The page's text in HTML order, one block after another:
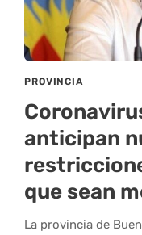
PROVINCIA
anticipan
que sean
La provincia de